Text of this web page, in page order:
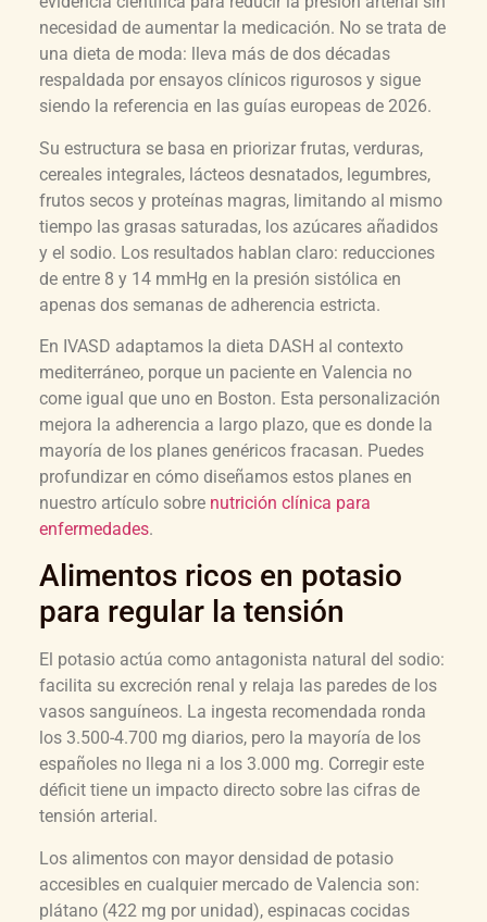
necesidad de aumentar la medicación. No se trata de
una dieta de moda: lleva más de dos décadas
respaldada por ensayos clínicos rigurosos y sigue
siendo la referencia en las guías europeas de 2026.
Su estructura se basa en priorizar frutas, verduras,
cereales integrales, lácteos desnatados, legumbres,
frutos secos y proteínas magras, limitando al mismo
tiempo las grasas saturadas, los azúcares añadidos
y el sodio. Los resultados hablan claro: reducciones
de entre 8 y 14 mmHg en la presión sistólica en
apenas dos semanas de adherencia estricta.
En IVASD adaptamos la dieta DASH al contexto
mediterráneo, porque un paciente en Valencia no
come igual que uno en Boston. Esta personalización
mejora la adherencia a largo plazo, que es donde la
mayoría de los planes genéricos fracasan. Puedes
profundizar en cómo diseñamos estos planes en
nuestro artículo sobre nutrición clínica para
enfermedades.
Alimentos ricos en potasio
para regular la tensión
El potasio actúa como antagonista natural del sodio:
facilita su excreción renal y relaja las paredes de los
vasos sanguíneos. La ingesta recomendada ronda
los 3.500-4.700 mg diarios, pero la mayoría de los
españoles no llega ni a los 3.000 mg. Corregir este
déficit tiene un impacto directo sobre las cifras de
tensión arterial.
Los alimentos con mayor densidad de potasio
accesibles en cualquier mercado de Valencia son:
plátano (422 mg por unidad), espinacas cocidas